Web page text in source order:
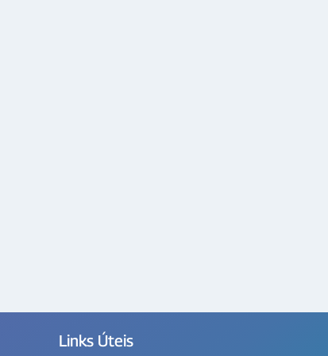
Links Úteis